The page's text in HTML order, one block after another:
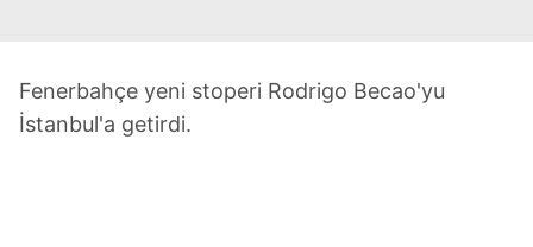
Fenerbahçe yeni stoperi Rodrigo Becao'yu
İstanbul'a getirdi.